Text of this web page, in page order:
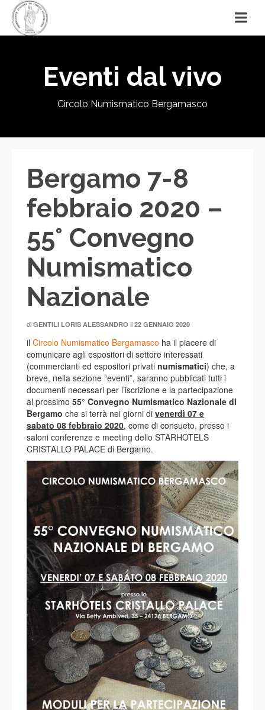
Eventi dal vivo
Circolo Numismatico Bergamasco
Bergamo 7-8
febbraio 2020 –
55° Convegno
Numismatico
Nazionale
di GENTILI LORIS ALESSANDRO il 22 GENNAIO 2020
il Circolo Numismatico Bergamasco ha il piacere di
comunicare agli espositori di settore interessati
(commercianti ed espositori privati numismatici) che, a
breve, nella sezione “eventi”, saranno pubblicati tutti i
documenti necessari per l’iscrizione e la partecipazione
al prossimo 55° Convegno Numismatico Nazionale di
Bergamo che si terrà nei giorni di venerdì 07 e
sabato 08 febbraio 2020, come di consueto, presso i
saloni conferenze e meeting dello STARHOTELS
CRISTALLO PALACE di Bergamo.